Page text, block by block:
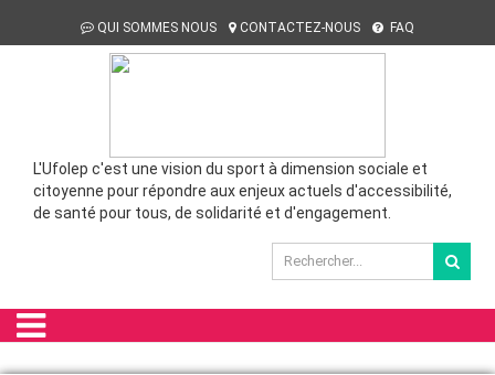
QUI SOMMES NOUS CONTACTEZ-NOUS FAQ
L'Ufolep c'est une vision du sport à dimension sociale et
citoyenne pour répondre aux enjeux actuels d'accessibilité,
de santé pour tous, de solidarité et d'engagement.